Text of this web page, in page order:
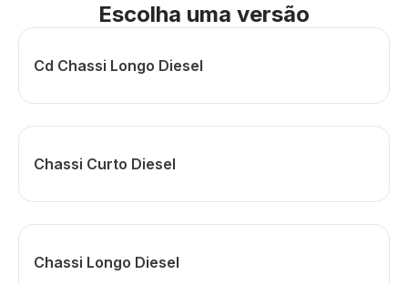
Escolha uma versão
Cd Chassi Longo Diesel
Chassi Curto Diesel
Chassi Longo Diesel